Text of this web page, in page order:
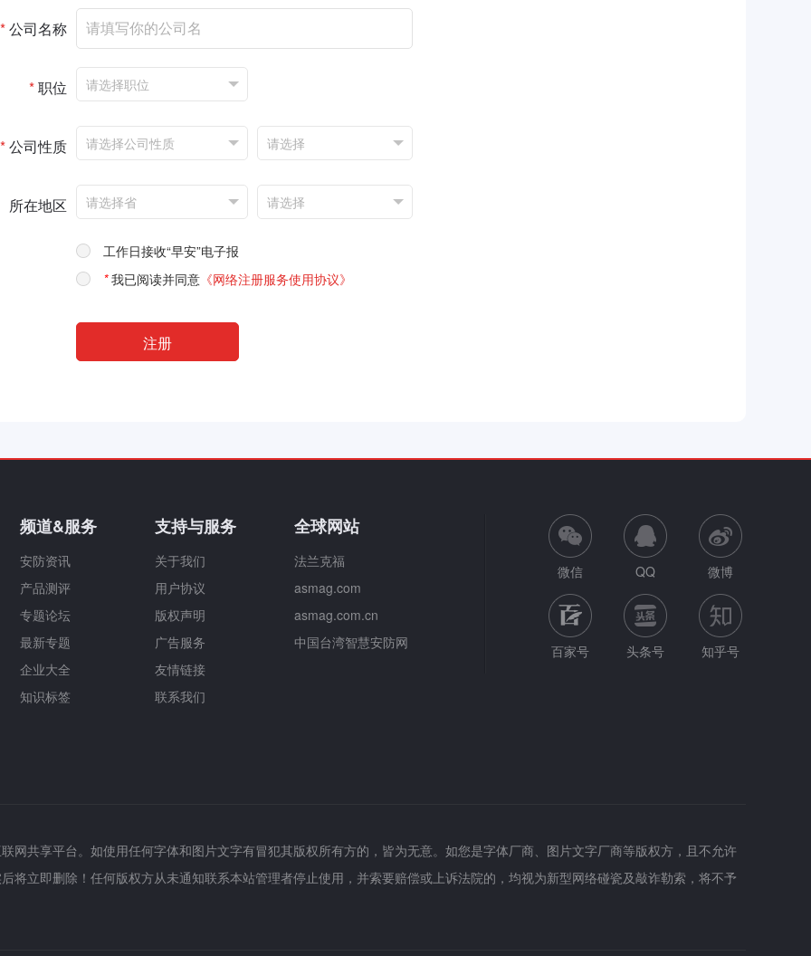
*公司名称
*职位
*公司性质
所在地区
工作日接收“早安”电子报
*我已阅读并同意 《网络注册服务使用协议》
频道&服务
安防资讯
产品测评
专题论坛
最新专题
企业大全
知识标签
支持与服务
关于我们
用户协议
版权声明
广告服务
友情链接
联系我们
全球网站
法兰克福
asmag.com
asmag.com.cn
中国台湾智慧安防网
微信 QQ 微博
百家号 头条号 知乎号
网共享平台。如使用任何字体和图片文字有冒犯其版权所有方的，皆为无意。如您是字体厂商、图片文字厂商等版权方，且不允许
将立即删除！任何版权方从未通知联系本站管理者停止使用，并索要赔偿或上诉法院的，均视为新型网络碰瓷及敲诈勒索，将不予